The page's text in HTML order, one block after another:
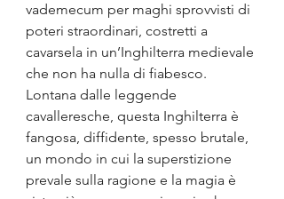
vademecum per maghi sprovvisti di
poteri straordinari, costretti a
cavarsela in un’Inghilterra medievale
che non ha nulla di fiabesco.
Lontana dalle leggende
cavalleresche, questa Inghilterra è
fangosa, diffidente, spesso brutale,
un mondo in cui la superstizione
prevale sulla ragione e la magia è